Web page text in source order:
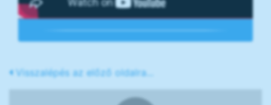
Visszalépés az előző oldalra...